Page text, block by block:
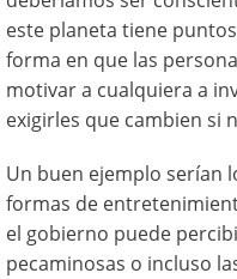
este planeta tiene
forma en que las
motivar a cualquiera a
exigirles que cambien si
Un buen ejemplo serían
formas de
el gobierno puede
pecaminosas o incluso